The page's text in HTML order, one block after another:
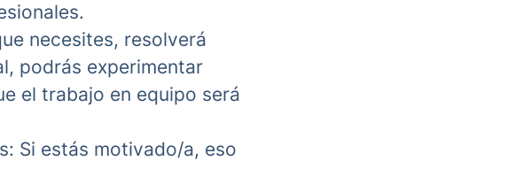
necesites, resolverá
podrás experimentar
el trabajo en equipo será
Si estás motivado/a, eso